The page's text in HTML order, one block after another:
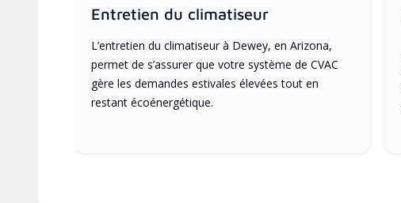
Entretien du climatiseur
L’entretien du climatiseur à Dewey, en Arizona,
permet de s’assurer que votre système de CVAC
gère les demandes estivales élevées tout en
restant écoénergétique.